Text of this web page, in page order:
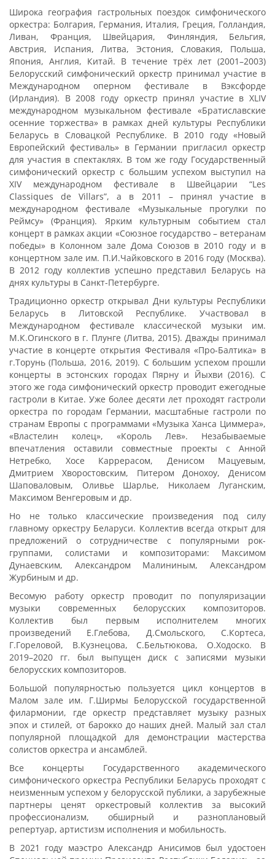
Широка география гастрольных поездок симфонического
оркестра: Болгария, Германия, Италия, Греция, Голландия,
Ливан, Франция, Швейцария, Финляндия, Бельгия,
Австрия, Испания, Литва, Эстония, Словакия, Польша,
Япония, Англия, Китай. В течение трёх лет (2001–2003)
Белорусский симфонический оркестр принимал участие в
Международном оперном фестивале в Вэксфорде
(Ирландия). В 2008 году оркестр принял участие в XLIV
международном музыкальном фестивале «Братиславские
осенние торжества» в рамках дней культуры Республики
Беларусь в Словацкой Республике. В 2010 году «Новый
Европейский фестиваль» в Германии пригласил оркестр
для участия в спектаклях. В том же году Государственный
симфонический оркестр с большим успехом выступил на
XIV международном фестивале в Швейцарии “Les
Classiques de Villars”, а в 2011 – принял участие в
международном фестивале «Музыкальные прогулки по
Реймсу» (Франция). Ярким культурным событием стал
концерт в рамках акции «Союзное государство – ветеранам
победы» в Колонном зале Дома Союзов в 2010 году и в
концертном зале им. П.И.Чайковского в 2016 году (Москва).
В 2012 году коллектив успешно представил Беларусь на
днях культуры в Санкт-Петербурге.
Традиционно оркестр открывал Дни культуры Республики
Беларусь в Литовской Республике. Участвовал в
Международном фестивале классической музыки им.
М.К.Огинского в г. Плунге (Литва, 2015). Дважды принимал
участие в концерте открытия Фестиваля «Про-Балтика» в
г.Торунь (Польша, 2016, 2019). С большим успехом прошли
концерты в эстонских городах Пярну и Йыхви (2016). С
этого же года симфонический оркестр проводит ежегодные
гастроли в Китае. Уже более десяти лет проходят гастроли
оркестра по городам Германии, масштабные гастроли по
странам Европы с программами «Музыка Ханса Циммера»,
«Властелин колец», «Король Лев». Незабываемые
впечатления оставили совместные проекты с Анной
Нетребко, Хосе Каррерасом, Денисом Мацуевым,
Дмитрием Хворостовским, Питером Донохоу, Денисом
Шаповаловым, Оливье Шарлье, Николаем Луганским,
Максимом Венгеровым и др.
Но не только классические произведения под силу
главному оркестру Беларуси. Коллектив всегда открыт для
предложений о сотрудничестве с популярными рок-
группами, солистами и композиторами: Максимом
Дунаевским, Александром Малининым, Александром
Журбиным и др.
Весомую работу оркестр проводит по популяризации
музыки современных белорусских композиторов.
Коллектив был первым исполнителем многих
произведений Е.Глебова, Д.Смольского, С.Кортеса,
Г.Гореловой, В.Кузнецова, С.Бельтюкова, О.Ходоско. В
2019–2020 гг. был выпущен диск с записями музыки
белорусских композиторов.
Большой популярностью пользуется цикл концертов в
Малом зале им. Г.Ширмы Белорусской государственной
филармонии, где оркестр представляет музыку разных
эпох и стилей, от барокко до наших дней. Малый зал стал
популярной площадкой для демонстрации мастерства
солистов оркестра и ансамблей.
Все концерты Государственного академического
симфонического оркестра Республики Беларусь проходят с
неизменным успехом у белорусской публики, а зарубежные
партнеры ценят оркестровый коллектив за высокий
профессионализм, обширный и разноплановый
репертуар, артистизм исполнения и мобильность.
В 2021 году маэстро Александр Анисимов был удостоен